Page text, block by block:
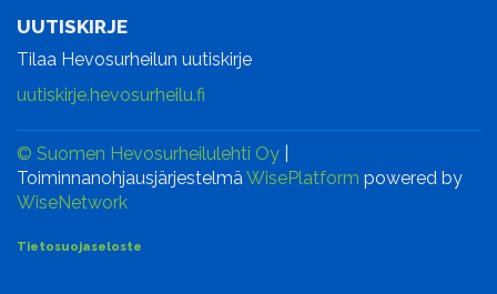
UUTISKIRJE
Tilaa Hevosurheilun uutiskirje
uutiskirje.hevosurheilu.fi
© Suomen Hevosurheilulehti Oy
ToiminnanohjausjärjestelmäWisePlatform powered by
WiseNetwork
Tietosuojaseloste